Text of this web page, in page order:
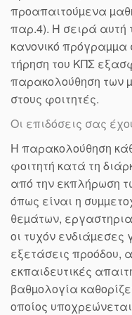
προαπαιτούµενα
παρ.4). Η σειρά αυτή
κανονικό
τήρηση του ΚΠΣ
παρακολούθηση των
στους φοιτητές.
Οι επιδόσεις σας
Η παρακολούθηση
φοιτητή κατά τη
από την εκπλήρωση
όπως είναι η
θεµάτων,
οι τυχόν
εξετάσεις προόδου,
εκπαιδευτικές
βαθµολογία
οποίος